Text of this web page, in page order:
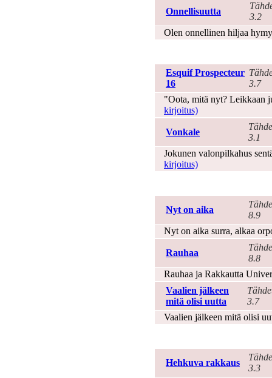
Onnellisuutta
3.2
Olen onnellinen hiljaa
Esquif Prospecteur
16
3.7
"Oota, mitä nyt? Leikkaan
kirjoitus)
Vonkale
3.1
Jokunen valonpilkahus
kirjoitus)
Nyt on aika
8.9
Nyt on aika surra, alkaa
Rauhaa
8.8
Rauhaa ja Rakkautta
Vaalien jälkeen
mitä olisi uutta
3.7
Vaalien jälkeen mitä olisi
Hehkuva rakkaus
3.3